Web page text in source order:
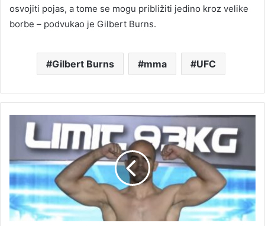
osvojiti pojas, a tome se mogu približiti jedino kroz velike
borbe – podvukao je Gilbert Burns.
Gilbert Burns mma UFC